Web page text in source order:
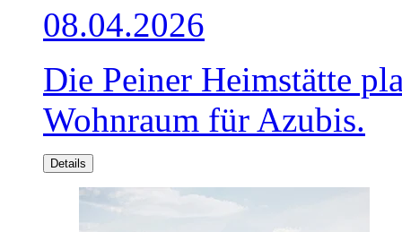
08.04.2026
Die Peiner Heimstätte
Wohnraum für Azubis.
Details